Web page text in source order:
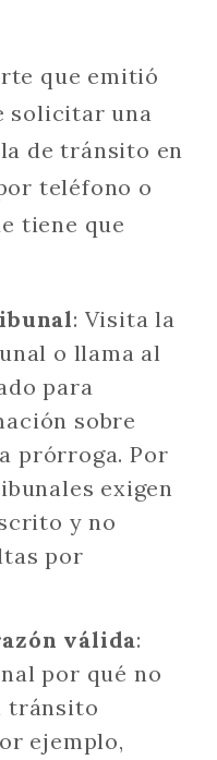
que emitió
solicitar una
de tránsito en
teléfono o
tiene que
: Visita la
o llama al
para
sobre
prórroga. Por
exigen
y no
por
válida:
por qué no
tránsito
ejemplo,